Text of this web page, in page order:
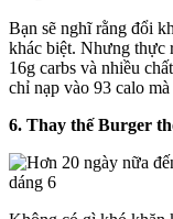
Bạn sẽ nghĩ rằng đổi
khác biệt. Nhưng thực
16g carbs và nhiều
chỉ nạp vào 93 calo
6. Thay thế Burger